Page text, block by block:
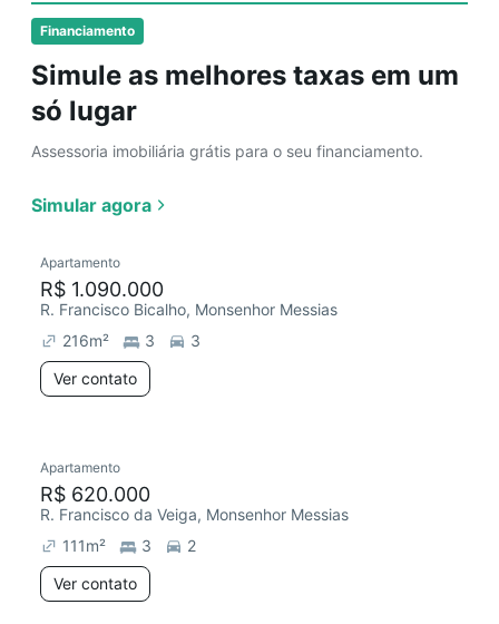
Financiamento
Simule as melhores taxas em um
só lugar
Assessoria imobiliária grátis para o seu financiamento.
Simular agora
Apartamento
R$ 1.090.000
R. Francisco Bicalho, Monsenhor Messias
216m² 3
3
Ver contato
Apartamento
R$ 620.000
R. Francisco da Veiga, Monsenhor Messias
111m² 3
2
Ver contato